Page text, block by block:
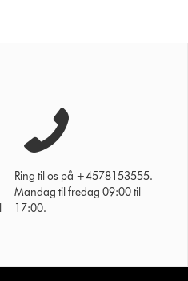
Ring til os på +4578153555.
Mandag til fredag 09:00 til
17:00.